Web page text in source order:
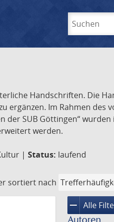
Handschriften. Die
ergänzen. Im Rahmen des
SUB Göttingen“ wurden
werden.
| Status: laufend
sortiert nach
remove Alle